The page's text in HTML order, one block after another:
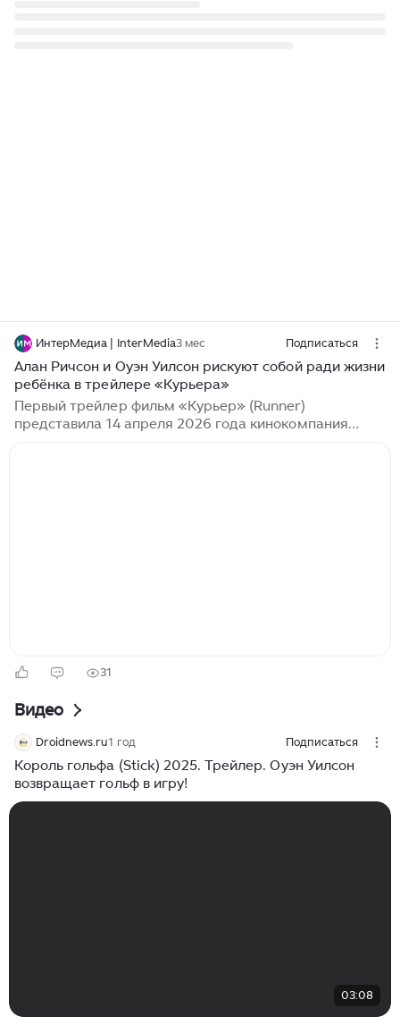
ИнтерМедиа | InterMedia3 мес Подписаться
Алан Ричсон и Оуэн Уилсон рискуют собой ради жизни
ребёнка в трейлере «Курьера»
Первый трейлер фильм «Курьер» (Runner)
представила 14 апреля 2026 года кинокомпания
31
Видео
Droidnews.ru1 год Подписаться
Король гольфа (Stick) 2025. Трейлер. Оуэн Уилсон
возвращает гольф в игру!
03:08